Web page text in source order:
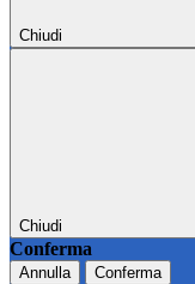
Chiudi
Chiudi
Conferma
Annulla Conferma